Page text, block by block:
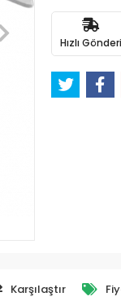
Hızlı Gönderi
Karşılaştır